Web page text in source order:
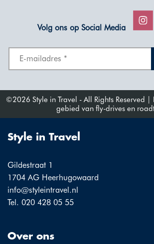
Volg ons op Social Media
©2026 Style in Travel - All Rights Reserved
gebied van fly-drives en
Style in Travel
Gildestraat 1
1704 AG Heerhugowaard
info@styleintravel.nl
Tel. 020 428 05 55
Over ons